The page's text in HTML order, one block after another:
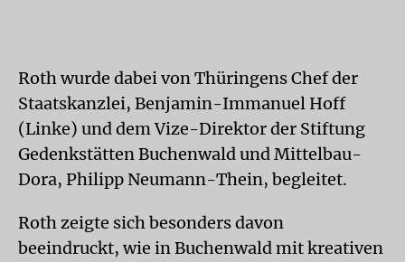
Roth wurde dabei von Thüringens Chef der
Staatskanzlei, Benjamin-Immanuel Hoff
(Linke) und dem Vize-Direktor der Stiftung
Gedenkstätten Buchenwald und Mittelbau-
Dora, Philipp Neumann-Thein, begleitet.
Roth zeigte sich besonders davon
beeindruckt, wie in Buchenwald mit kreativen